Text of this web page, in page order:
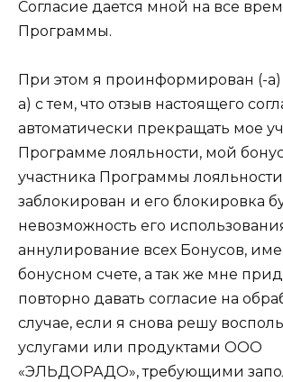
Согласие дается мной на все
Программы.
При этом я проинформирован (-а)
а) с тем, что отзыв настоящего
автоматически прекращать мое
Программе лояльности, мой
участника Программы
заблокирован и его блокировка
невозможность его
аннулирование всех Бонусов,
бонусном счете, а так же мне
повторно давать согласие на
случае, если я снова решу
услугами или продуктами ООО
«ЭЛЬДОРАДО», требующими